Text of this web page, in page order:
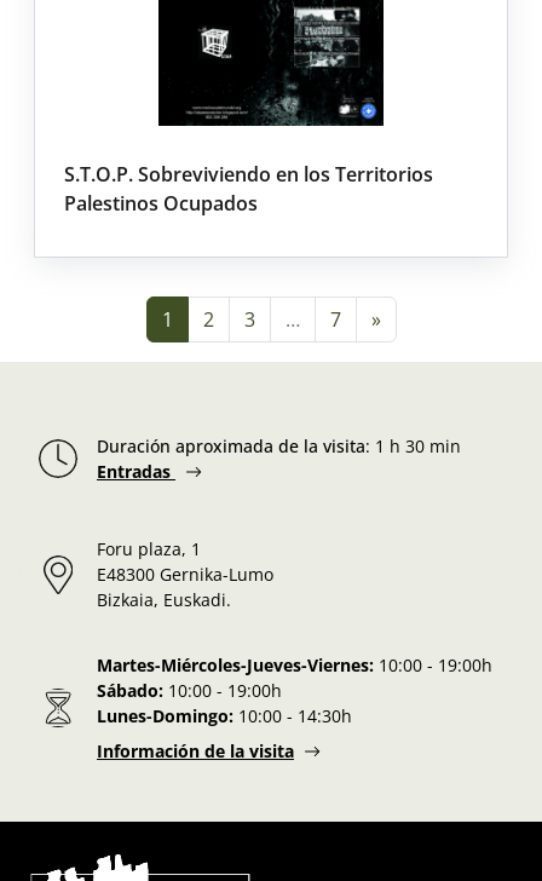
S.T.O.P. Sobreviviendo en los Territorios
Palestinos Ocupados
Navigation dans les
1 2 3 … 7 »
Duración aproximada de la visita: 1 h 30 min
Entradas
Foru plaza, 1
E48300 Gernika-Lumo
Bizkaia, Euskadi.
Martes-Miércoles-Jueves-Viernes: 10:00 - 19:00h
Sábado: 10:00 - 19:00h
Lunes-Domingo: 10:00 - 14:30h
Información de la visita